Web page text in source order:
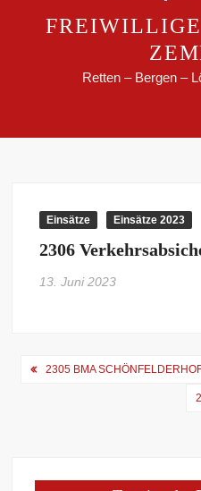
Retten – Bergen –
Einsätze Einsätze 2023
2306
13. Juni 2023
2305 BMA